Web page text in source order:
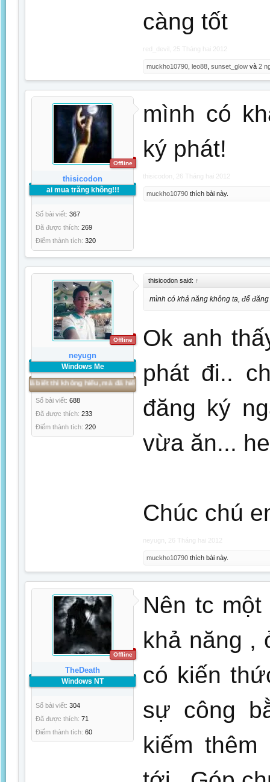
càng tốt
red_devil 25 Tháng hai 2012
muckho10790 leo88 sunset_glow và 2
Offline
thisicodon
ai mua trăng không!!!
Số bài viết: 367
Đã được thích: 269
Điểm thành tích: 320
mình có
ký phát!
thisicodon 26 Tháng hai 2012
muckho10790 thích bài này.
Offline
neyugn
Windows Me
thì không hiểu, mà đã hiểu thì phải thực hiện, mà đã thực hiện thì THÀNH
Số bài viết: 688
Đã được thích: 233
Điểm thành tích: 220
thisicodon said: ↑
mình có khả năng không ta, để đăng
Ok anh
phát đi..
đăng ký
vừa ăn...
Chúc chú
neyugn 26 Tháng hai 2012
muckho10790 thích bài này.
Offline
TheDeath
Windows NT
Số bài viết: 304
Đã được thích: 71
Điểm thành tích: 60
Nên tc
khả năng ,
có kiến
sự công
kiếm